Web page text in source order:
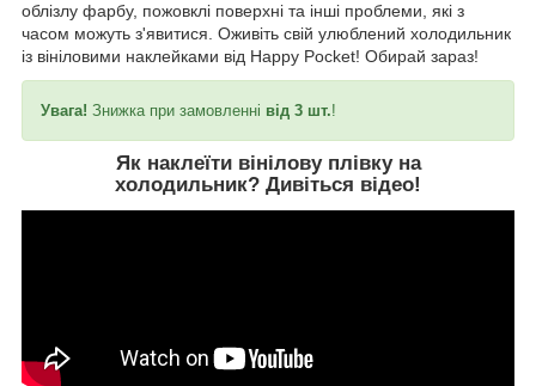
облізлу фарбу, пожовклі поверхні та інші проблеми, які з
часом можуть з'явитися. Оживіть свій улюблений холодильник
із вініловими наклейками від Happy Pocket! Обирай зараз!
Увага! Знижка при замовленні від 3 шт.!
Як наклеїти вінілову плівку на
холодильник? Дивіться відео!